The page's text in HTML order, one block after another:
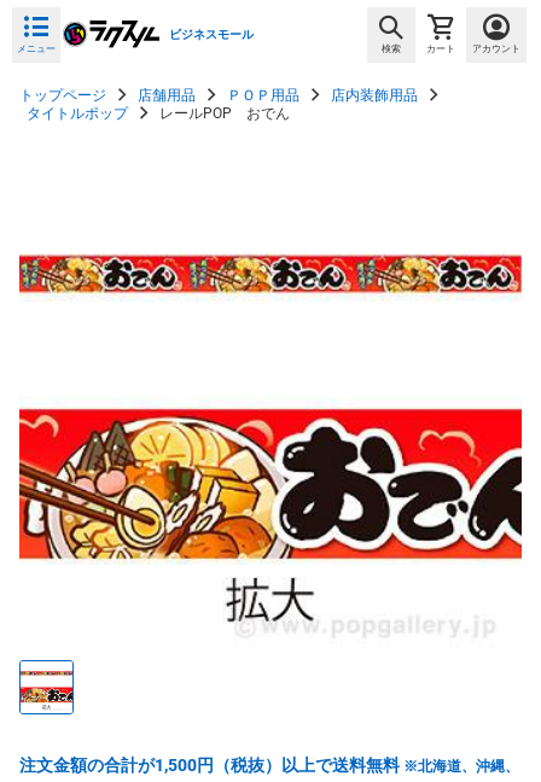
メニュー
ビジネスモール
検索 カート アカウント
トップページ 店舗用品 ＰＯＰ用品
店内装飾用品
タイトルポップ
レールPOP おでん
注文金額の合計が1,500円（税抜）以上で送料無料 ※北海道、沖縄、